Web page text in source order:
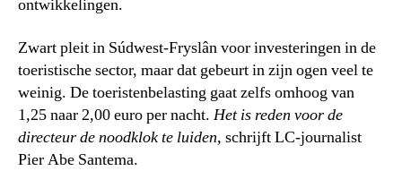
ontwikkelingen.
Zwart pleit in Súdwest-Fryslân voor investeringen in de
toeristische sector, maar dat gebeurt in zijn ogen veel te
weinig. De toeristenbelasting gaat zelfs omhoog van
1,25 naar 2,00 euro per nacht. Het is reden voor de
directeur de noodklok te luiden, schrijft LC-journalist
Pier Abe Santema.